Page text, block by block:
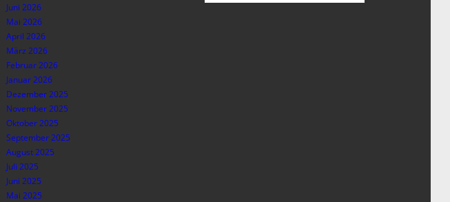
Juni 2026
Mai 2026
April 2026
März 2026
Februar 2026
Januar 2026
Dezember 2025
November 2025
Oktober 2025
September 2025
August 2025
Juli 2025
Juni 2025
Mai 2025